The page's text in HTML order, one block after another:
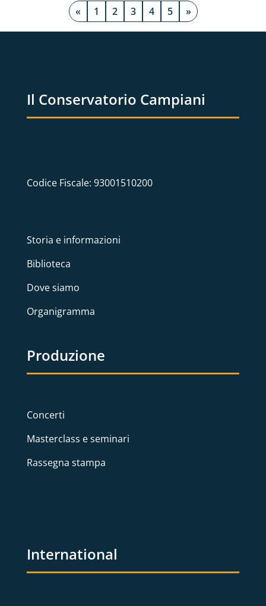
« 1 2 3 4 5 »
Il Conservatorio Campiani
Codice Fiscale: 93001510200
Storia e informazioni
Biblioteca
Dove siamo
Organigramma
Produzione
Concerti
Masterclass e seminari
Rassegna stampa
International